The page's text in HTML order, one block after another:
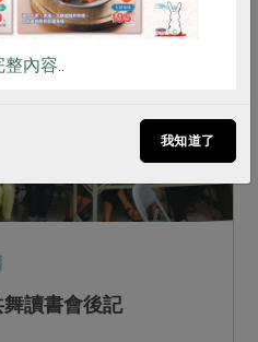
讀書會後記
內容..
我知道了